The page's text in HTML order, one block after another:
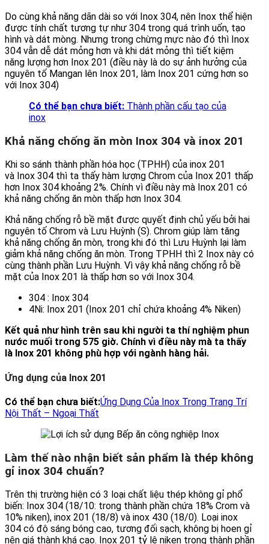
Do cùng khả năng dãn dài so với Inox 304, nên Inox thể hiện
được tính chất tương tự như 304 trong quá trình uốn, tạo
hình và dát mòng. Nhưng trong chừng mực nào đó thì Inox
304 vẫn dễ dát mỏng hơn và khi dát mỏng thì tiết kiệm
năng lượng hơn Inox 201 (điều này là do sự ảnh hưởng của
nguyên tố Mangan lên Inox 201, làm Inox 201 cứng hơn so
với Inox 304)
Có thể bạn chưa biết: Thành phần cấu tạo của
inox
Khả năng chống ăn mòn Inox 304 và inox 201
Khi so sánh thành phần hóa học (TPHH) của inox 201
và Inox 304 thì ta thấy hàm lượng Chrom của Inox 201 thấp
hơn Inox 304 khoảng 2%. Chính vì điều này mà Inox 201 có
khả năng chống ăn mòn thấp hơn Inox 304.
Khả năng chống rỗ bề mặt được quyết định chủ yếu bởi hai
nguyên tố Chrom và Lưu Huỳnh (S). Chrom giúp làm tăng
khả năng chống ăn mòn, trong khi đó thì Lưu Huỳnh lại làm
giảm khả năng chống ăn mòn. Trong TPHH thì 2 Inox này có
cùng thành phần Lưu Huỳnh. Vì vậy khả năng chống rỗ bề
mặt của Inox 201 là thấp hơn so với Inox 304.
304 : Inox 304
4Ni: Inox 201 (Inox 201 chỉ chứa khoảng 4% Niken)
Kết quả như hình trên sau khi người ta thí nghiệm phun
nước muối trong 575 giờ. Chính vì điều này mà ta thấy
là Inox 201 không phù hợp với ngành hàng hải.
Ứng dụng của Inox 201
Có thể bạn chưa biết:Ứng Dụng Của Inox Trong Trang Trí
Nội Thất – Ngoại Thất
Làm thế nào nhận biết sản phẩm là thép không
gỉ inox 304 chuẩn?
Trên thị trường hiện có 3 loại chất liệu thép không gỉ phổ
biến: Inox 304 (18/10: trong thành phần chứa 18% Crom và
10% niken), inox 201 (18/8) và inox 430 (18/0). Loại inox
304 có độ sáng bóng cao, tương đối sạch, không bị hoen gỉ
nên giá thành khá cao. Inox 201 tỷ lệ niken trong thành phần